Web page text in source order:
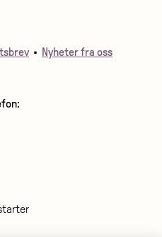
• Nyheter fra oss